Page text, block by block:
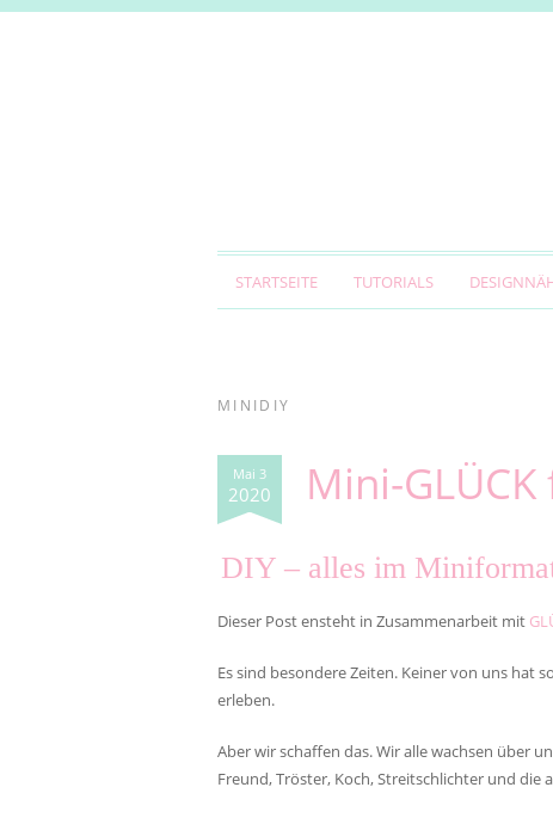
STARTSEITE TUTORIALS
MINIDIY
Mai 3
2020 Mini-
DIY – alles im
Dieser Post ensteht in Zusammenarbeit mit
Es sind besondere Zeiten. Keiner von uns hat
erleben.
Aber wir schaffen das. Wir alle wachsen über
Freund, Tröster, Koch, Streitschlichter und